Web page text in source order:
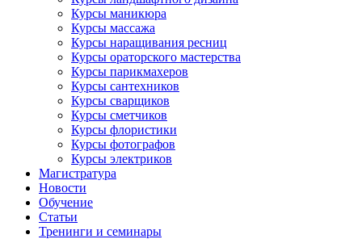
Курсы маникюра
Курсы массажа
Курсы наращивания ресниц
Курсы ораторского мастерства
Курсы парикмахеров
Курсы сантехников
Курсы сварщиков
Курсы сметчиков
Курсы флористики
Курсы фотографов
Курсы электриков
Магистратура
Новости
Обучение
Статьи
Тренинги и семинары